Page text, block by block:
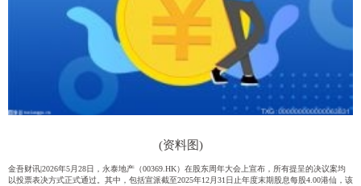
(资料图)
金吾财讯|2026年5月28日，永泰地产（00369.HK）在股东周年大会上宣布，所有提呈的决议案均
以投票表决方式正式通过。其中，包括宣派截至2025年12月31日止年度末期股息每股4.00港仙，该